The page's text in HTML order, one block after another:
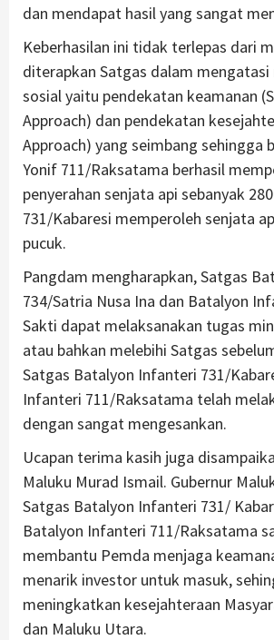
dan mendapat hasil yang sangat
Keberhasilan ini tidak terlepas dari
diterapkan Satgas dalam
sosial yaitu pendekatan keamanan
Approach) dan pendekatan
Approach) yang seimbang sehingga
Yonif 711/Raksatama berhasil
penyerahan senjata api sebanyak
731/Kabaresi memperoleh senjata
pucuk.
Pangdam mengharapkan, Satgas
734/Satria Nusa Ina dan Batalyon
Sakti dapat melaksanakan tugas
atau bahkan melebihi Satgas
Satgas Batalyon Infanteri 731/
Infanteri 711/Raksatama telah
dengan sangat mengesankan.
Ucapan terima kasih juga
Maluku Murad Ismail. Gubernur
Satgas Batalyon Infanteri 731/
Batalyon Infanteri 711/Raksatama
membantu Pemda menjaga
menarik investor untuk masuk,
meningkatkan kesejahteraan
dan Maluku Utara.